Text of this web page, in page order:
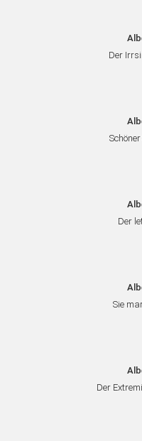
Der
Der
Sie
Der